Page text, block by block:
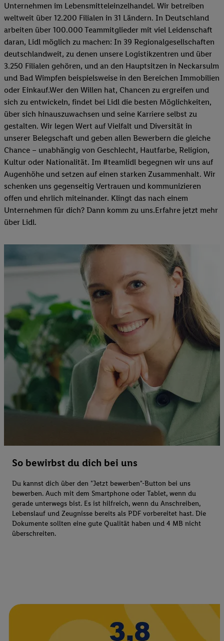
Unternehmen im Lebensmitteleinzelhandel. Wir betreiben
weltweit über 12.200 Filialen in 31 Ländern. In Deutschland
arbeiten über 100.000 Teammitglieder mit viel Leidenschaft
daran, Lidl möglich zu machen: In 39 Regionalgesellschaften
deutschlandweit, zu denen unsere Logistikzentren und über
3.250 Filialen gehören, und an den Hauptsitzen in Neckarsulm
und Bad Wimpfen beispielsweise in den Bereichen Immobilien
oder Einkauf.Wer den Willen hat, Chancen zu ergreifen und
sich zu entwickeln, findet bei Lidl die besten Möglichkeiten,
über sich hinauszuwachsen und seine Karriere selbst zu
gestalten. Wir legen Wert auf Vielfalt und Diversität in
unserer Belegschaft und geben allen Bewerbern die gleiche
Chance – unabhängig von Geschlecht, Hautfarbe, Religion,
Kultur oder Nationalität. Im #teamlidl begegnen wir uns auf
Augenhöhe und setzen auf einen starken Zusammenhalt. Wir
schenken uns gegenseitig Vertrauen und kommunizieren
offen und ehrlich miteinander. Klingt das nach einem
Unternehmen für dich? Dann komm zu uns.​Erfahre jetzt mehr
über Lidl.
So bewirbst du dich bei uns
Du kannst dich über den "Jetzt bewerben"-Button bei uns
bewerben. Auch mit dem Smartphone oder Tablet, wenn du
gerade unterwegs bist. Es ist hilfreich, wenn du Anschreiben,
Lebenslauf und Zeugnisse bereits als PDF vorbereitet hast. Die
Dokumente sollten eine gute Qualität haben und 4 MB nicht
überschreiten.